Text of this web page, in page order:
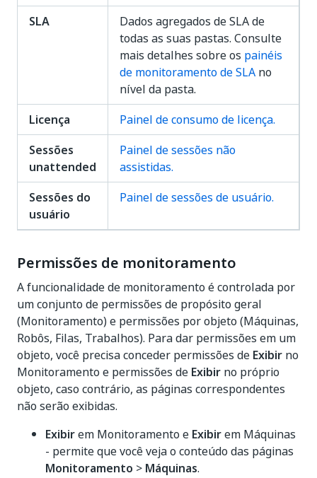
SLA
Dados agregados de SLA de
todas as suas pastas. Consulte
mais detalhes sobre os painéis
de monitoramento de SLA no
nível da pasta.
Licença
Painel de consumo de licença.
Sessões
unattended
Painel de sessões não
assistidas.
Sessões do
usuário
Painel de sessões de usuário.
Permissões de monitoramento
A funcionalidade de monitoramento é controlada por
um conjunto de permissões de propósito geral
(Monitoramento) e permissões por objeto (Máquinas,
Robôs, Filas, Trabalhos). Para dar permissões em um
objeto, você precisa conceder permissões de Exibir no
Monitoramento e permissões de Exibir no próprio
objeto, caso contrário, as páginas correspondentes
não serão exibidas.
Exibirem Monitoramento e Exibirem Máquinas
- permite que você veja o conteúdo das páginas
Monitoramento > Máquinas.